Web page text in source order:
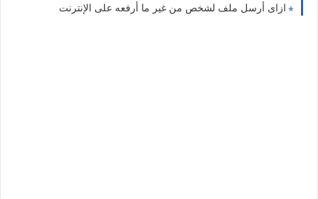
ازاى أرسل ملف لشخص من غير ما أرفعه على الإنترنت